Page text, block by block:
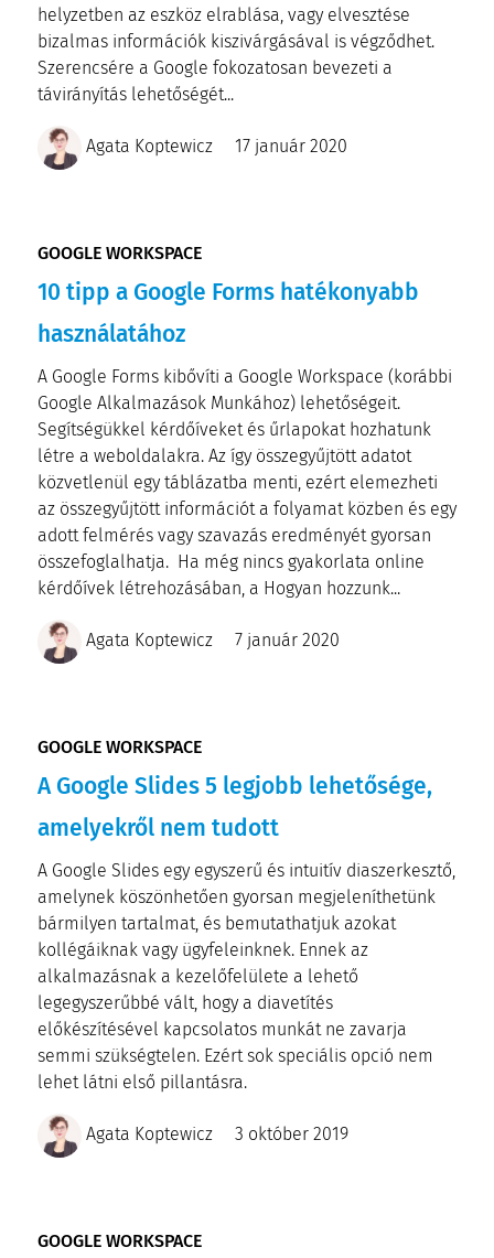
helyzetben az eszköz elrablása, vagy elvesztése
bizalmas információk kiszivárgásával is végződhet.
Szerencsére a Google fokozatosan bevezeti a
távirányítás lehetőségét...
Agata Koptewicz 17 január 2020
GOOGLE WORKSPACE
10 tipp a Google Forms hatékonyabb
használatához
A Google Forms kibővíti a Google Workspace (korábbi
Google Alkalmazások Munkához) lehetőségeit.
Segítségükkel kérdőíveket és űrlapokat hozhatunk
létre a weboldalakra. Az így összegyűjtött adatot
közvetlenül egy táblázatba menti, ezért elemezheti
az összegyűjtött információt a folyamat közben és egy
adott felmérés vagy szavazás eredményét gyorsan
összefoglalhatja. Ha még nincs gyakorlata online
kérdőívek létrehozásában, a Hogyan hozzunk...
Agata Koptewicz 7 január 2020
GOOGLE WORKSPACE
A Google Slides 5 legjobb lehetősége,
amelyekről nem tudott
A Google Slides egy egyszerű és intuitív diaszerkesztő,
amelynek köszönhetően gyorsan megjeleníthetünk
bármilyen tartalmat, és bemutathatjuk azokat
kollégáiknak vagy ügyfeleinknek. Ennek az
alkalmazásnak a kezelőfelülete a lehető
legegyszerűbbé vált, hogy a diavetítés
előkészítésével kapcsolatos munkát ne zavarja
semmi szükségtelen. Ezért sok speciális opció nem
lehet látni első pillantásra.
Agata Koptewicz 3 október 2019
GOOGLE WORKSPACE